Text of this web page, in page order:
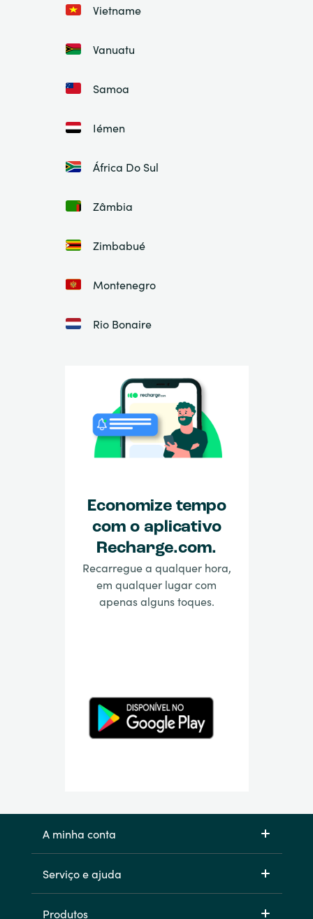
Vietname
Vanuatu
Samoa
Iémen
África Do Sul
Zâmbia
Zimbabué
Montenegro
Rio Bonaire
Economize tempo
com o aplicativo
Recharge.com.
Recarregue a qualquer hora,
em qualquer lugar com
apenas alguns toques.
A minha conta
Serviço e ajuda
Produtos